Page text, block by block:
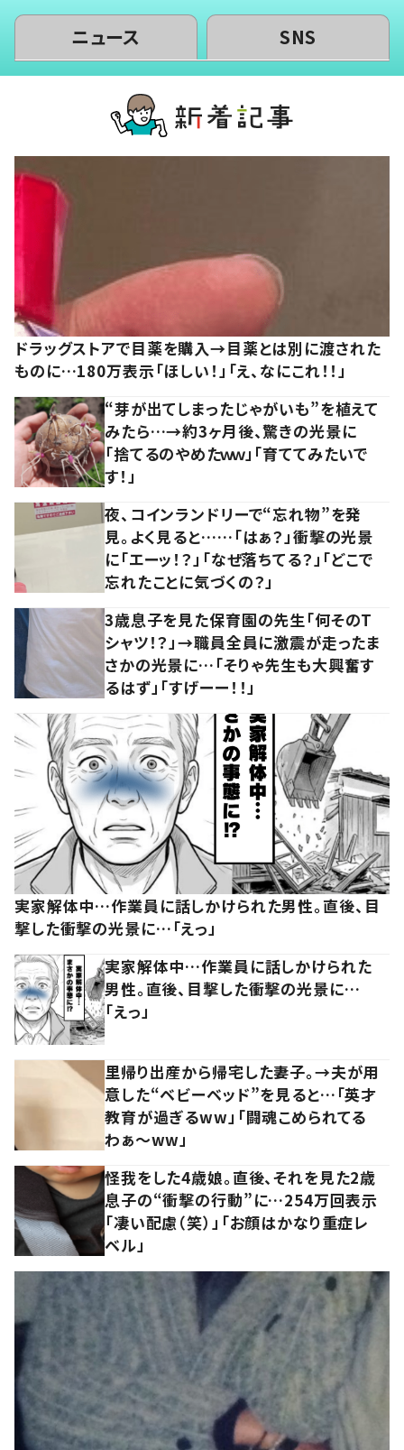
ニュース SNS
ドラッグストアで目薬を購入→目薬とは別に渡された
ものに…180万表示「ほしい！」「え、なにこれ！！」
“芽が出てしまったじゃがいも”を植えて
みたら…→約3ヶ月後、驚きの光景に
「捨てるのやめたｗｗ」「育ててみたいで
す！」
夜、コインランドリーで“忘れ物”を発
見。よく見ると……「はぁ？」衝撃の光景
に「エーッ！？」「なぜ落ちてる？」「どこで
忘れたことに気づくの？」
3歳息子を見た保育園の先生「何そのT
シャツ！？」→職員全員に激震が走ったま
さかの光景に…「そりゃ先生も大興奮す
るはず」「すげーー！！」
実家解体中…作業員に話しかけられた男性。直後、目
撃した衝撃の光景に…「えっ」
実家解体中…作業員に話しかけられた
男性。直後、目撃した衝撃の光景に…
「えっ」
里帰り出産から帰宅した妻子。→夫が用
意した“ベビーベッド”を見ると…「英才
教育が過ぎるww」「闘魂こめられてる
わぁ～ww」
怪我をした4歳娘。直後、それを見た2歳
息子の“衝撃の行動”に…254万回表示
「凄い配慮（笑）」「お顔はかなり重症レ
ベル」